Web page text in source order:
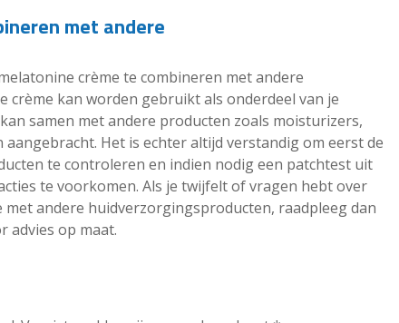
met andere
crème te combineren met andere
kan worden gebruikt als onderdeel van je
samen met andere producten zoals moisturizers,
Het is echter altijd verstandig om eerst de
te controleren en indien nodig een patchtest uit
te voorkomen. Als je twijfelt of vragen hebt over
andere huidverzorgingsproducten, raadpleeg dan
advies op maat.